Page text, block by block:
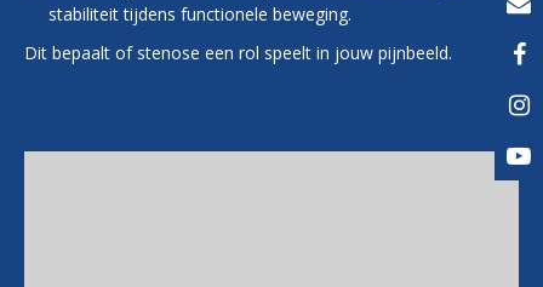
stabiliteit tijdens functionele beweging.
Dit bepaalt of stenose een rol speelt in jouw pijnbeeld.